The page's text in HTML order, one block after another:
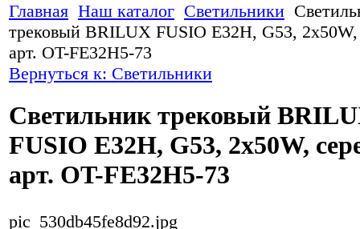
Главная Наш каталог Светильники
трековый BRILUX FUSIO E32H, G53, 2x50W,
арт. OT-FE32H5-73
Вернуться к: Светильники
Светильник трековый
FUSIO E32H, G53, 2x50W,
арт. OT-FE32H5-73
pic_530db45fe8d92.jpg